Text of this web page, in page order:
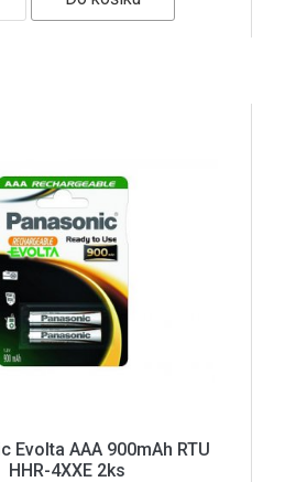
Evolta AAA 900mAh RTU
HHR-4XXE 2ks